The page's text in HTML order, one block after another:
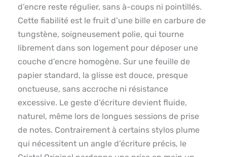
d’encre reste régulier, sans à-coups ni pointillés.
Cette fiabilité est le fruit d’une bille en carbure de
tungstène, soigneusement polie, qui tourne
librement dans son logement pour déposer une
couche d’encre homogène. Sur une feuille de
papier standard, la glisse est douce, presque
onctueuse, sans accroche ni résistance
excessive. Le geste d’écriture devient fluide,
naturel, même lors de longues sessions de prise
de notes. Contrairement à certains stylos plume
qui nécessitent un angle d’écriture précis, le